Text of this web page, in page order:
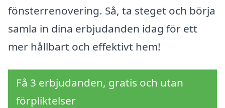
fönsterrenovering. Så, ta steget och börja
samla in dina erbjudanden idag för ett
mer hållbart och effektivt hem!
Få 3 erbjudanden, gratis och utan
förpliktelser